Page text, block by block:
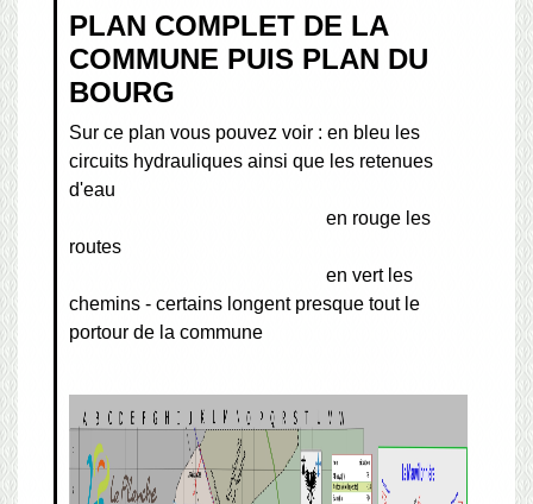
PLAN COMPLET DE LA
COMMUNE PUIS PLAN DU
BOURG
Sur ce plan vous pouvez voir : en bleu les
circuits hydrauliques ainsi que les retenues
d'eau
en rouge les
routes
en vert les
chemins - certains longent presque tout le
portour de la commune